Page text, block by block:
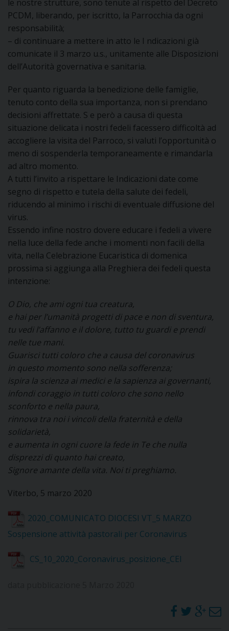
le nostre strutture, sono tenute al rispetto del Decreto
PCDM, liberando, per iscritto, la Parrocchia da ogni
responsabilità;
– di continuare a mettere in atto le I ndicazioni già
comunicate il 3 marzo u.s., unitamente alle Disposizioni
dell’Autorità governativa e sanitaria.
Per quanto riguarda la benedizione delle famiglie,
tenuto conto della sua importanza, non si prendano
decisioni affrettate. S e però a causa di questa
situazione delicata i nostri fedeli facessero difficoltà ad
accogliere la visita del Parroco, si valuti l’opportunità o
meno di sospenderla temporaneamente e rimandarla
ad altro momento.
A tutti l’invito a rispettare le Indicazioni date come
segno di rispetto e tutela della salute dei fedeli,
riducendo al minimo i rischi di eventuale diffusione del
virus.
Essendo infine nostro dovere educare i fedeli a vivere
nella luce della fede anche i momenti non facili della
vita, nella Celebrazione Eucaristica di domenica
prossima si aggiunga alla Preghiera dei fedeli questa
intenzione:
O Dio, che ami ogni tua creatura,
e hai per l’umanità progetti di pace e non di sventura,
tu vedi l’affanno e il dolore, tutto tu guardi e prendi
nelle tue mani.
Guarisci tutti coloro che a causa del coronavirus
in questo momento sono nella sofferenza;
ispira la scienza ai medici e la sapienza ai governanti,
infondi coraggio in tutti coloro che sono nello
sconforto e nella paura,
rinnova tra noi i vincoli della fraternità e della
solidarietà,
e aumenta in ogni cuore la fede in Te che nulla
disprezzi di quanto hai creato,
Signore amante della vita. Noi ti preghiamo.
Viterbo, 5 marzo 2020
2020_COMUNICATO DIOCESI VT_5 MARZO
Sospensione attività pastorali per Coronavirus
CS_10_2020_Coronavirus_posizione_CEI